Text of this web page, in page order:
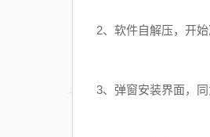
2、软件自解压，开
3、弹窗安装界面，